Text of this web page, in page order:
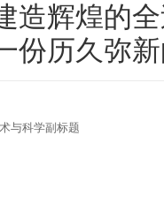
造辉煌的
份历久弥
与科学副标题